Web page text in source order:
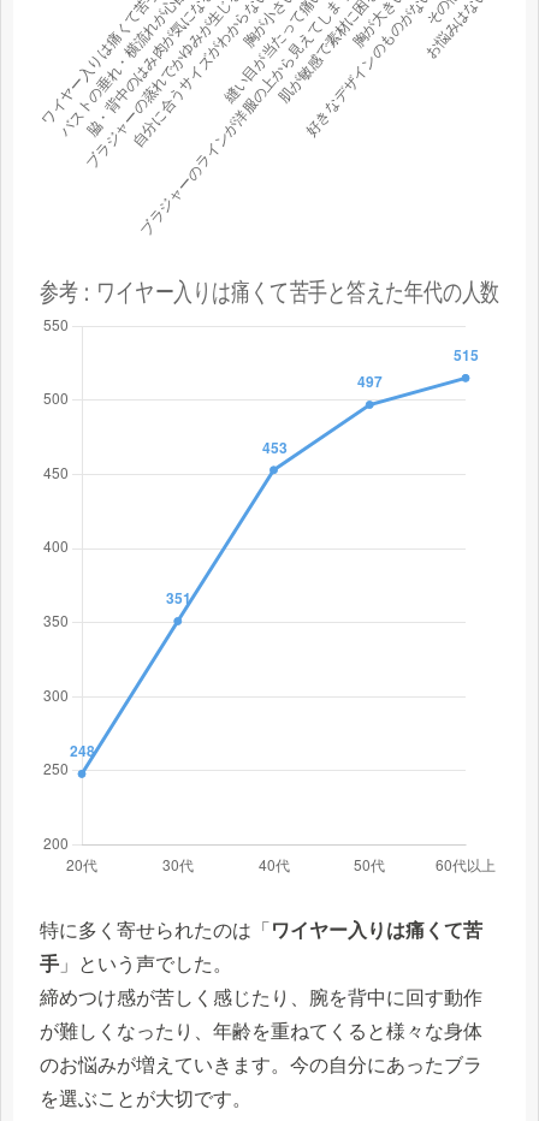
特に多く寄せられたのは「 ワイヤー入りは痛くて苦
手 」という声でした。
締めつけ感が苦しく感じたり、腕を背中に回す動作
が難しくなったり、年齢を重ねてくると様々な身体
のお悩みが増えていきます。今の自分にあったブラ
を選ぶことが大切です。